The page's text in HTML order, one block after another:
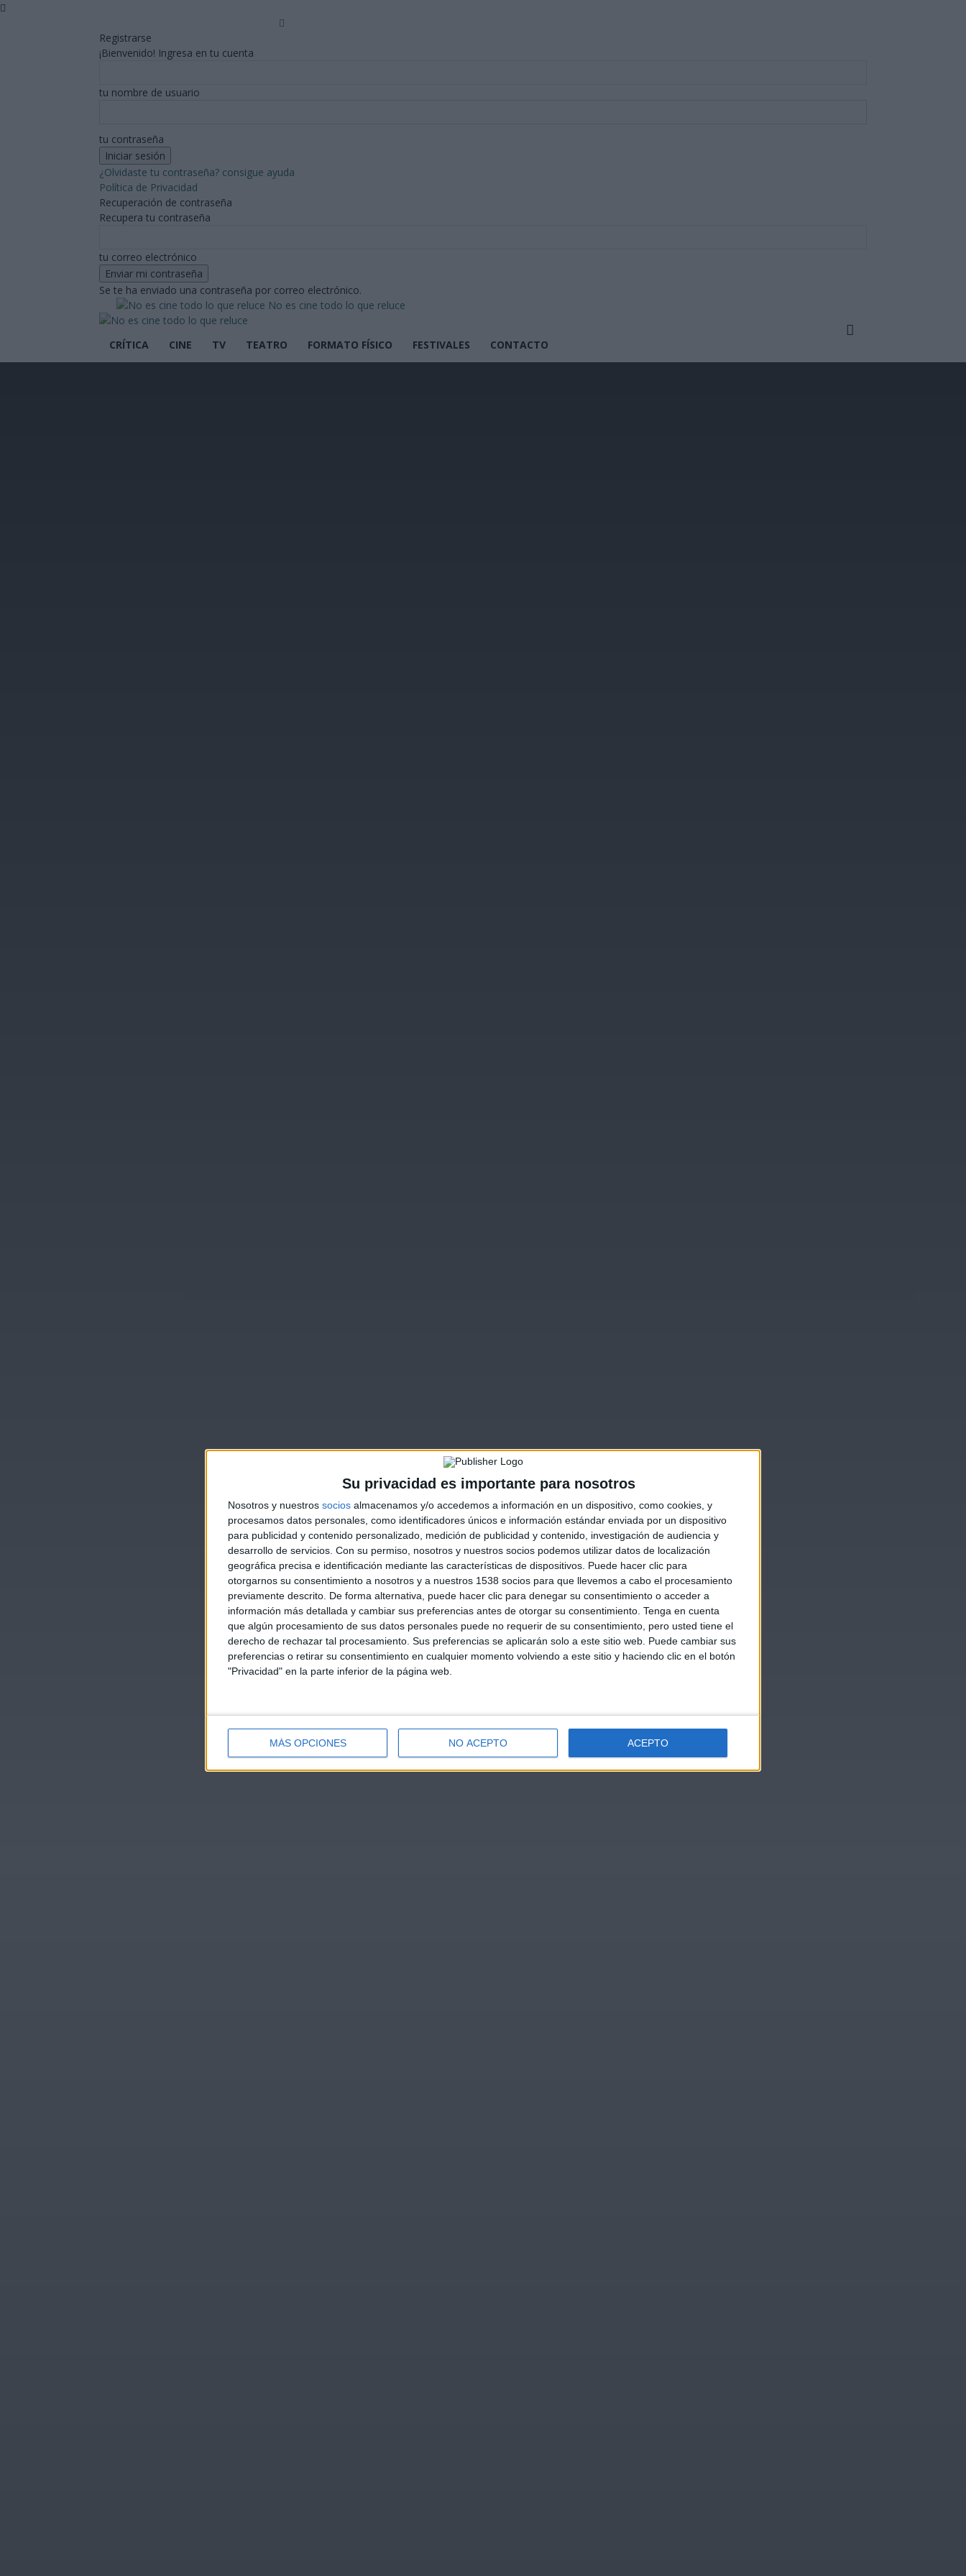
Su privacidad es importante para nosotros
Nosotros y nuestros socios almacenamos y/o accedemos a información en un dispositivo, como cookies, y
procesamos datos personales, como identificadores únicos e información estándar enviada por un dispositivo
para publicidad y contenido personalizado, medición de publicidad y contenido, investigación de audiencia y
desarrollo de servicios. Con su permiso, nosotros y nuestros socios podemos utilizar datos de localización
geográfica precisa e identificación mediante las características de dispositivos. Puede hacer clic para
otorgarnos su consentimiento a nosotros y a nuestros 1538 socios para que llevemos a cabo el procesamiento
previamente descrito. De forma alternativa, puede hacer clic para denegar su consentimiento o acceder a
información más detallada y cambiar sus preferencias antes de otorgar su consentimiento. Tenga en cuenta
que algún procesamiento de sus datos personales puede no requerir de su consentimiento, pero usted tiene el
derecho de rechazar tal procesamiento. Sus preferencias se aplicarán solo a este sitio web. Puede cambiar sus
preferencias o retirar su consentimiento en cualquier momento volviendo a este sitio y haciendo clic en el botón
"Privacidad" en la parte inferior de la página web.
MÁS OPCIONES NO ACEPTO ACEPTO
Registrarse
¡Bienvenido! Ingresa en tu cuenta
tu nombre de usuario
tu contraseña
¿Olvidaste tu contraseña? consigue ayuda
Política de Privacidad
Recuperación de contraseña
Recupera tu contraseña
tu correo electrónico
Se te ha enviado una contraseña por correo electrónico.
No es cine todo lo que reluce
CRÍTICA CINE TV TEATRO FORMATO FÍSICO FESTIVALES CONTACTO